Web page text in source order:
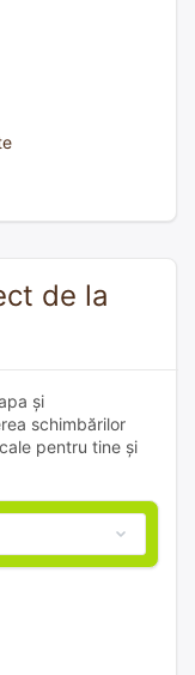
de la
și
schimbărilor
pentru tine și